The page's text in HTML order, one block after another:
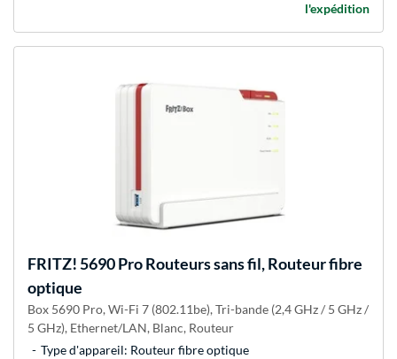
l'expédition
FRITZ!5690 Pro Routeurs sans fil, Routeur fibre
optique
Box 5690 Pro, Wi-Fi 7 (802.11be), Tri-bande (2,4 GHz / 5 GHz /
5 GHz), Ethernet/LAN, Blanc, Routeur
Type d'appareil: Routeur fibre optique